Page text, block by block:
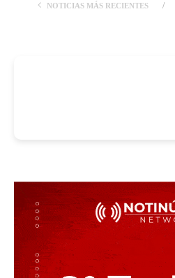
NOTICIAS MÁS RECIENTES